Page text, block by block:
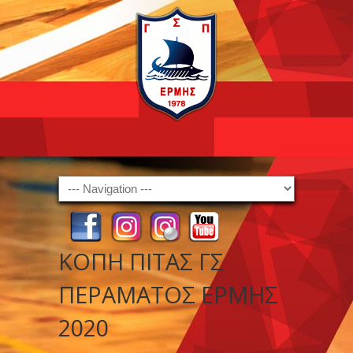
Navigation
ΚΟΠΗ ΠΙΤΑΣ ΓΣ
ΠΕΡΑΜΑΤΟΣ ΕΡΜΗΣ
2020